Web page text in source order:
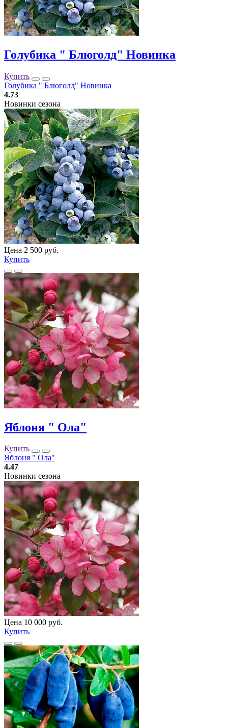
Голубика " Блюголд" Новинка
Купить
Голубика " Блюголд" Новинка
4.73
Новинки сезона
Цена 2 500 руб.
Купить
Яблоня " Ола"
Купить
Яблоня " Ола"
4.47
Новинки сезона
Цена 10 000 руб.
Купить